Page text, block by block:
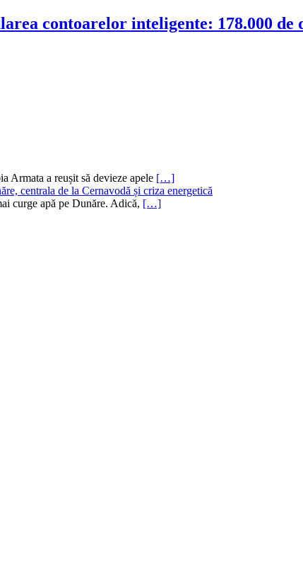
contoarelor inteligente: 178.000 de
Armata a reușit să devieze apele […]
centrala de la Cernavodă și criza energetică
curge apă pe Dunăre. Adică, […]